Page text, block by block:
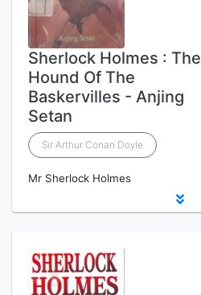
Sherlock Holmes : The
Hound Of The
Baskervilles - Anjing
Setan
Sir Arthur Conan Doyle
Mr Sherlock Holmes